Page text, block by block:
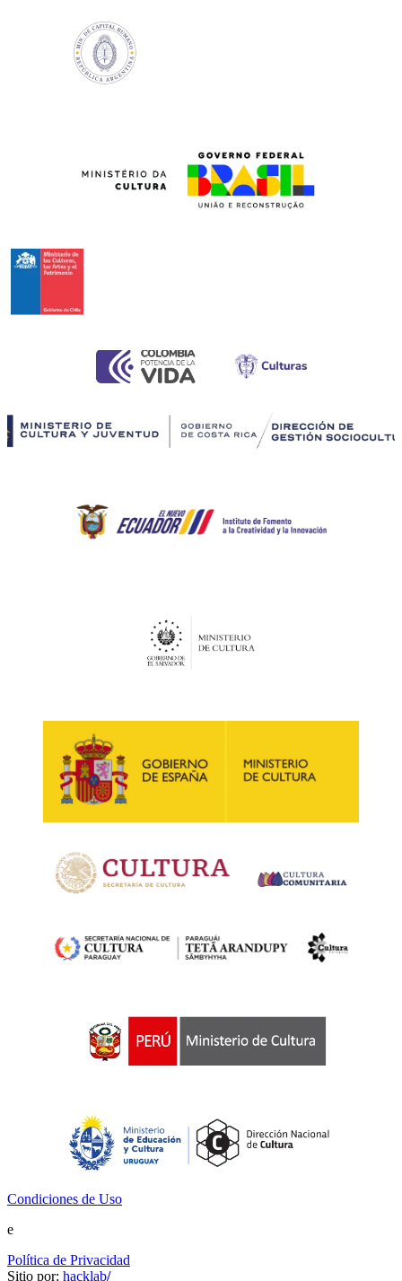
Condiciones de Uso
e
Política de Privacidad
Sitio por: hacklab/